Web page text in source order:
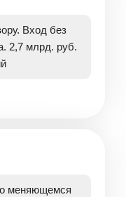
Вход без
2,7 млрд. руб.
меняющемся